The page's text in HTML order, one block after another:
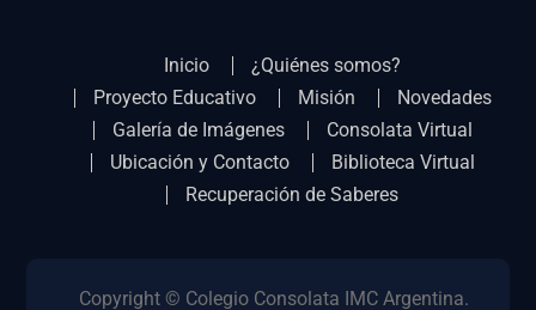
Inicio
¿Quiénes somos?
Proyecto Educativo
Misión
Novedades
Galería de Imágenes
Consolata Virtual
Ubicación y Contacto
Biblioteca Virtual
Recuperación de Saberes
Copyright © Colegio Consolata IMC Argentina.